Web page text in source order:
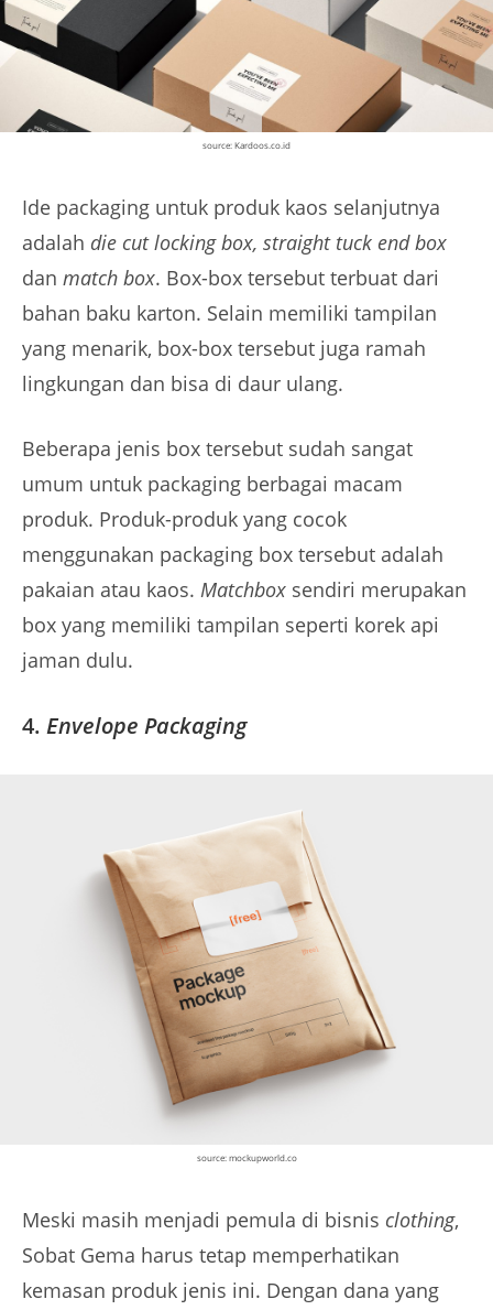
source: Kardoos.co.id
Ide packaging untuk produk kaos selanjutnya
adalah die cut locking box, straight tuck end box
dan match box. Box-box tersebut terbuat dari
bahan baku karton. Selain memiliki tampilan
yang menarik, box-box tersebut juga ramah
lingkungan dan bisa di daur ulang.
Beberapa jenis box tersebut sudah sangat
umum untuk packaging berbagai macam
produk. Produk-produk yang cocok
menggunakan packaging box tersebut adalah
pakaian atau kaos. Matchbox sendiri merupakan
box yang memiliki tampilan seperti korek api
jaman dulu.
4. Envelope Packaging
source: mockupworld.co
Meski masih menjadi pemula di bisnis clothing,
Sobat Gema harus tetap memperhatikan
kemasan produk jenis ini. Dengan dana yang